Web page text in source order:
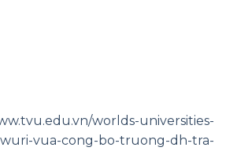
worlds-universities-
vua-cong-bo-truong-dh-tra-